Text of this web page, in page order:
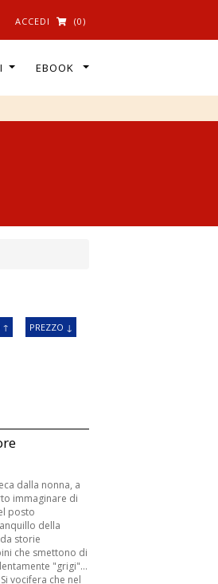
ACCEDI (0)
EBOOK
↑ PREZZO ↓
dalla nonna, a
immaginare di
posto
della
storie
che smettono di
"grigi"…
vocifera che nel